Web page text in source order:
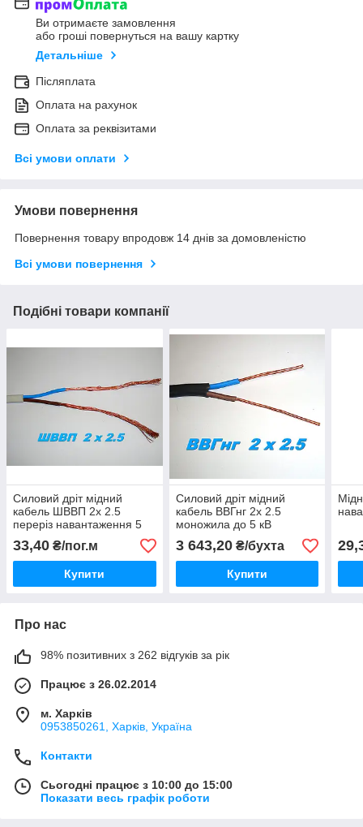
Ви отримаєте замовлення
або гроші повернуться на вашу картку
Детальніше
Післяплата
Оплата на рахунок
Оплата за реквізитами
Всі умови оплати
Умови повернення
Повернення товару впродовж 14 днів за домовленістю
Всі умови повернення
Подібні товари компанії
Силовий дріт мідний
кабель ШВВП 2х 2.5
переріз навантаження 5
33,40 ₴/пог.м
Купити
Силовий дріт мідний
кабель ВВГнг 2х 2.5
моножила до 5 кВ
навантаження потужність.
Бухта 100 м.
3 643,20₴/бухта
Купити
Про нас
98% позитивних з 262 відгуків за рік
Працює з 26.02.2014
м. Харків
0953850261, Харків, Україна
Контакти
Сьогодні працює з 10:00 до 15:00
Показати весь графік роботи